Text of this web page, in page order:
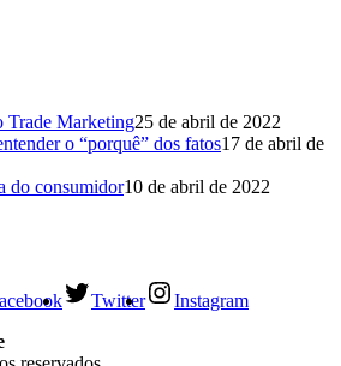
Marketing25 de abril de 2022
o “porquê” dos fatos17 de abril de
do consumidor10 de abril de 2022
Twitter
Instagram